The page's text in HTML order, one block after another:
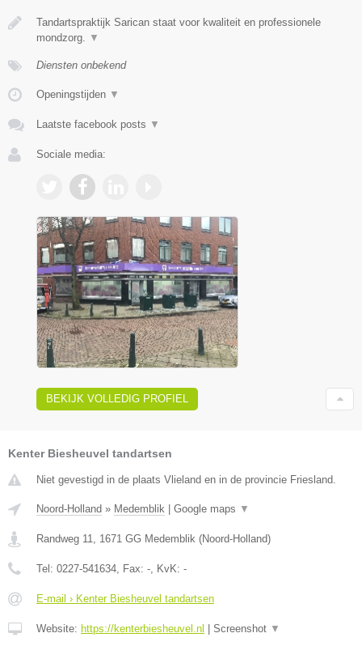
Tandartspraktijk Sarican staat voor kwaliteit en professionele
mondzorg. ▼
Diensten onbekend
Openingstijden ▼
Laatste facebook posts ▼
Sociale media:
BEKIJK VOLLEDIG PROFIEL
Kenter Biesheuvel tandartsen
Niet gevestigd in de plaats Vlieland en in de provincie Friesland.
Noord-Holland » Medemblik | Google maps ▼
Randweg 11 1671 GG Medemblik (Noord-Holland)
Tel: 0227-541634 , Fax: - , KvK: -
E-mail › Kenter Biesheuvel tandartsen
Website: https://kenterbiesheuvel.nl | Screenshot ▼